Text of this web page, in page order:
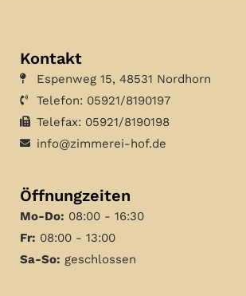
Kontakt
Espenweg 15, 48531 Nordhorn
Telefon: 05921/8190197
Telefax: 05921/8190198
info@zimmerei-hof.de
Öffnungzeiten
Mo-Do: 08:00 - 16:30
Fr: 08:00 - 13:00
Sa-So: geschlossen